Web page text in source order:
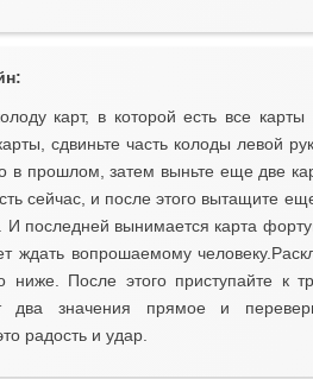
карт, в которой есть все
сдвиньте часть колоды левой
в прошлом, затем выньте еще две
сейчас, и после этого вытащите
И последней вынимается карта
ждать вопрошаемому
ниже. После этого приступайте к
два значения прямое и
радость и удар.